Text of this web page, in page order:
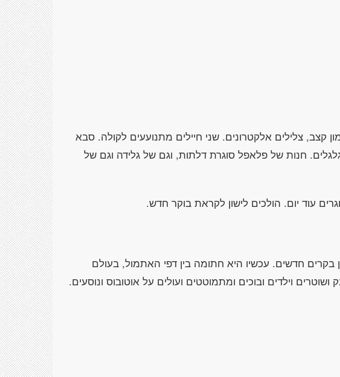
קצב, צלילים אלקטרונים. שני חיילים מתנועעים לקולה. סבא
חנות של פלאפל סוגרת דלתות, וגם של גלידה וגם של
עוד יום. הולכים לישון לקראת בוקר חדש.
חדשים. עכשיו היא חתומה בין דפי האתמול, בעולם
וילדים ובוכים ומתמוטטים ועולים על אוטובוס ונוסעים.